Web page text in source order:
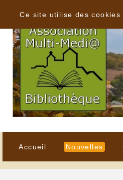
Accueil Nouvelles
Ce site utilise des